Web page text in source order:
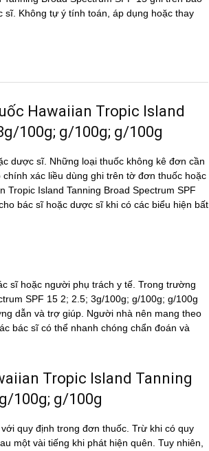
Không tự ý tính toán, áp dụng hoặc thay
Hawaiian Tropic Island
100g; g/100g; g/100g
dược sĩ. Những loại thuốc không kê đơn cần
xác liều dùng ghi trên tờ đơn thuốc hoặc
Island Tanning Broad Spectrum SPF
bác sĩ hoặc dược sĩ khi có các biểu hiện bất
sĩ hoặc người phụ trách y tế. Trong trường
SPF 15 2; 2.5; 3g/100g; g/100g; g/100g
dẫn và trợ giúp. Người nhà nên mang theo
bác sĩ có thể nhanh chóng chẩn đoán và
Tropic Island Tanning
100g; g/100g
quy định trong đơn thuốc. Trừ khi có quy
một vài tiếng khi phát hiện quên. Tuy nhiên,